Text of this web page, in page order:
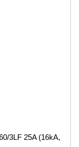
3LF 25A (16kA,